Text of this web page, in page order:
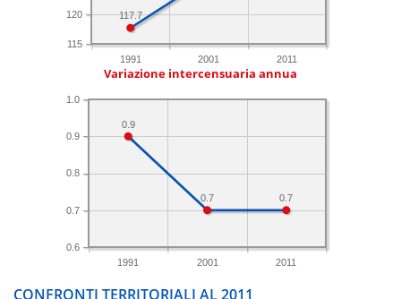
1991 2001 2011
115
120 117.7
Variazione intercensuaria annua
1991 2001 2011
0.6
0.7
0.8
0.9
1.0
0.7
0.7
0.9
CONFRONTI TERRITORIALI AL 2011